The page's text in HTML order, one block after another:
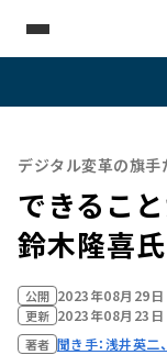
デジタル変革の旗手
できること
鈴木隆喜氏
公開 2023年08月29
更新 2023年08月23
著者 聞き手：浅井英二